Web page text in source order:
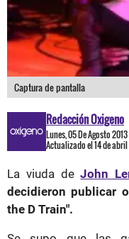
Captura de pantalla
Redacción Oxigeno
Lunes, 05 De Agosto 2013
Actualizado el 14 de abril
La viuda deJohn
decidieron publicar
the D Train".